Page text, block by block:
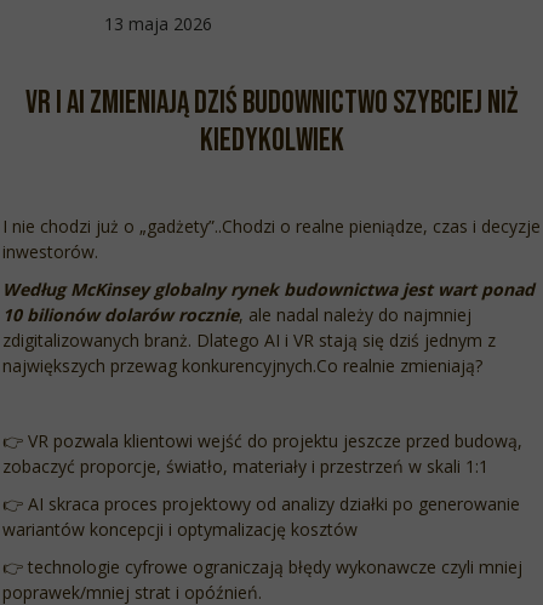
13 maja 2026
VR i AI zmieniają dziś budownictwo szybciej niż
kiedykolwiek
I nie chodzi już o „gadżety”..Chodzi o realne pieniądze, czas i decyzje
inwestorów.
Według McKinsey globalny rynek budownictwa jest wart ponad
10 bilionów dolarów rocznie, ale nadal należy do najmniej
zdigitalizowanych branż. Dlatego AI i VR stają się dziś jednym z
największych przewag konkurencyjnych.Co realnie zmieniają?
👉 VR pozwala klientowi wejść do projektu jeszcze przed budową,
zobaczyć proporcje, światło, materiały i przestrzeń w skali 1:1
👉 AI skraca proces projektowy od analizy działki po generowanie
wariantów koncepcji i optymalizację kosztów
👉 technologie cyfrowe ograniczają błędy wykonawcze czyli mniej
poprawek/mniej strat i opóźnień.